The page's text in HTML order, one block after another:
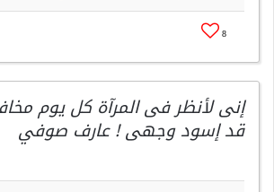
8
إنى لأنظر فى المرآة كل يوم
قد إسود وجهى ! عارف صوفي